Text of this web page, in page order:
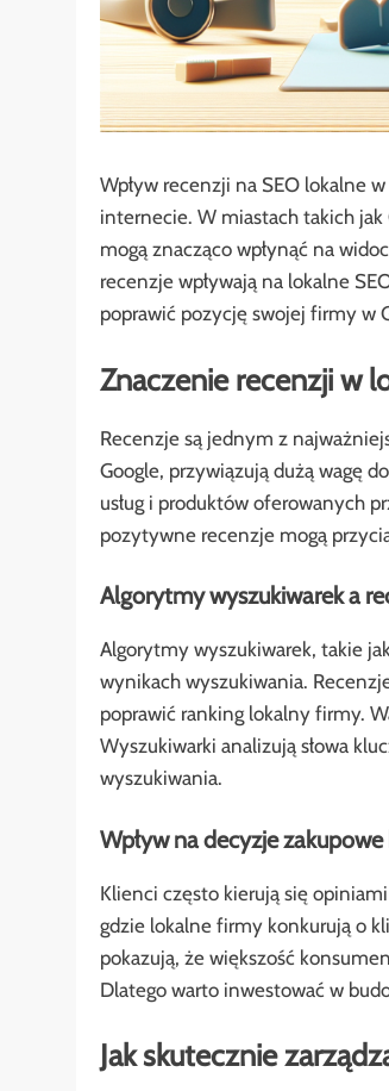
Wpływ recenzji na SEO lokalne
internecie. W miastach takich
mogą znacząco wpłynąć na
recenzje wpływają na lokalne
poprawić pozycję swojej firmy w
Znaczenie recenzji w
Recenzje są jednym z
Google, przywiązują dużą wagę
usług i produktów oferowanych
pozytywne recenzje mogą
Algorytmy wyszukiwarek a
Algorytmy wyszukiwarek, takie
wynikach wyszukiwania.
poprawić ranking lokalny firmy.
Wyszukiwarki analizują słowa
wyszukiwania.
Wpływ na decyzje
Klienci często kierują się
gdzie lokalne firmy konkurują o
pokazują, że większość
Dlatego warto inwestować w
Jak skutecznie